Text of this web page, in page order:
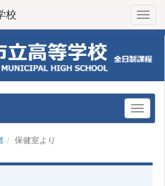
校
保健室より